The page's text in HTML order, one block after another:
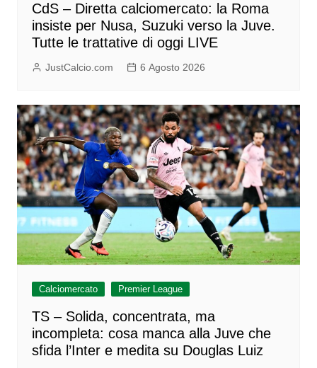
CdS – Diretta calciomercato: la Roma
insiste per Nusa, Suzuki verso la Juve.
Tutte le trattative di oggi LIVE
JustCalcio.com 6 Agosto 2026
Calciomercato Premier League
TS – Solida, concentrata, ma
incompleta: cosa manca alla Juve che
sfida l’Inter e medita su Douglas Luiz